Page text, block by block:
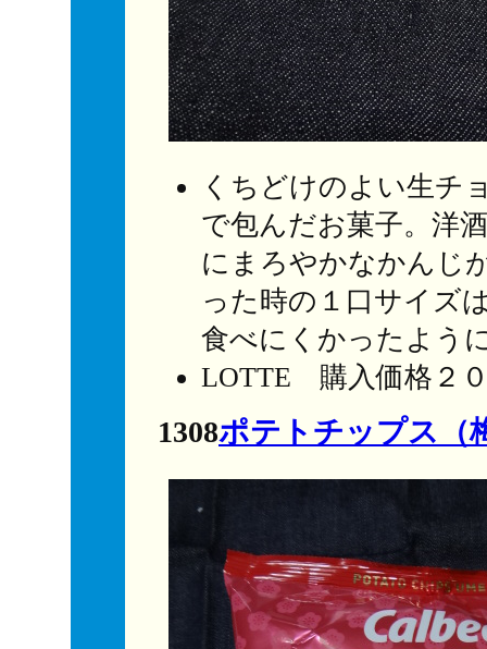
くちどけのよい生チ
で包んだお菓子。洋
にまろやかなかんじ
った時の１口サイズ
食べにくかったよう
LOTTE 購入価格２
1308ポテトチップス（